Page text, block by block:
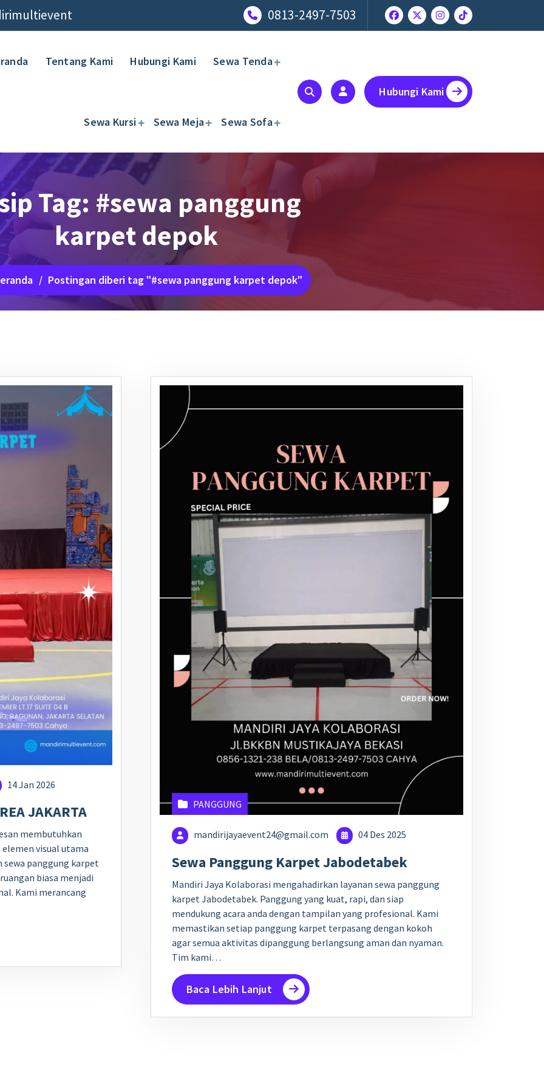
0813-2497-7503
Tentang Kami Hubungi Kami Sewa Tenda
Sewa Kursi Sewa Meja Sewa Sofa
Hubungi Kami
Tag: #sewa panggung
karpet depok
/ Postingan diberi tag "#sewa panggung karpet depok"
14 Jan 2026
JAKARTA
membutuhkan
visual utama
sewa panggung karpet
biasa menjadi
Kami merancang
PANGGUNG
mandirijayaevent24@gmail.com 04 Des 2025
Sewa Panggung Karpet Jabodetabek
Mandiri Jaya Kolaborasi mengahadirkan layanan sewa panggung
karpet Jabodetabek. Panggung yang kuat, rapi, dan siap
mendukung acara anda dengan tampilan yang profesional. Kami
memastikan setiap panggung karpet terpasang dengan kokoh
agar semua aktivitas dipanggung berlangsung aman dan nyaman.
Tim kami…
Baca Lebih Lanjut